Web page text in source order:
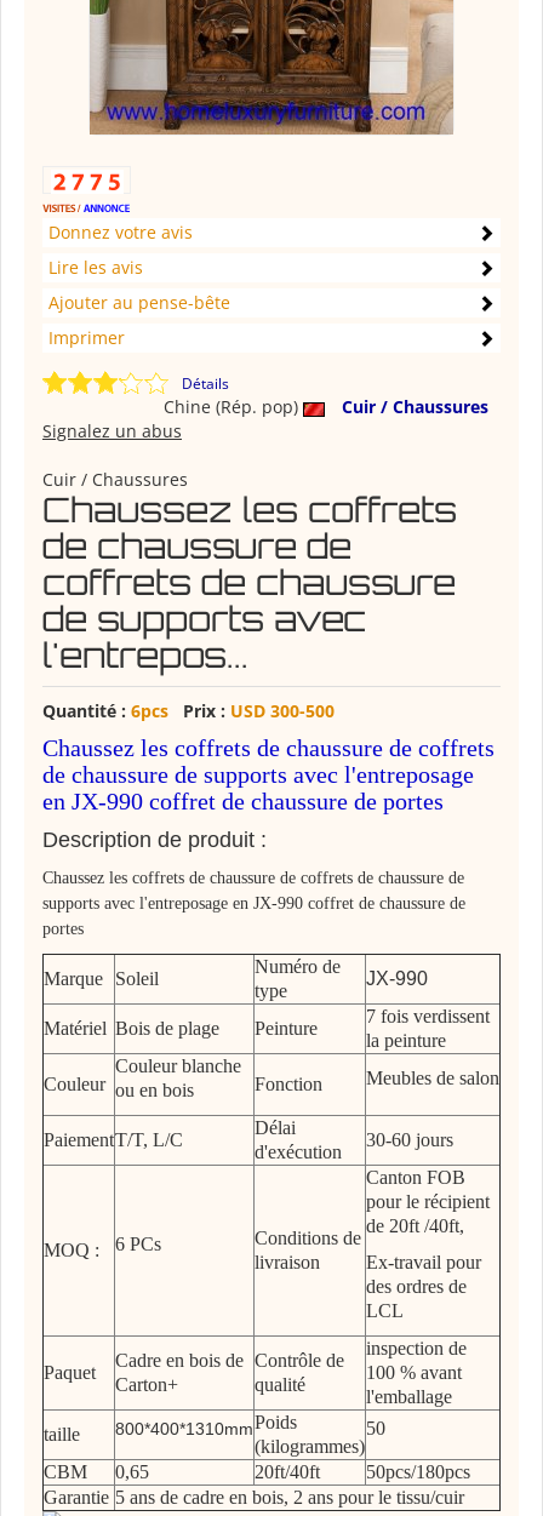
Donnez votre avis
Lire les avis
Ajouter au pense-bête
Imprimer
Détails
Chine (Rép. pop)
Cuir / Chaussures
Signalez un abus
Cuir / Chaussures
Chaussez les coffrets
de chaussure de
coffrets de chaussure
de supports avec
l'entrepos...
Quantité : 6pcs Prix : USD 300-500
Chaussez les coffrets de chaussure de coffrets
de chaussure de supports avec l'entreposage
en JX-990 coffret de chaussure de portes
Description de produit :
Chaussez les coffrets de chaussure de coffrets de chaussure de
supports avec l'entreposage en JX-990 coffret de chaussure de
portes
Marque Soleil
Numéro de
type
JX-990
Matériel Bois de plage Peinture
7 fois verdissent
la peinture
Couleur
Couleur blanche
ou en bois
Fonction Meubles de salon
PaiementT/T, L/C
Délai
d'exécution
30-60 jours
MOQ : 6 PCs
Conditions de
livraison
Canton FOB
pour le récipient
de 20ft /40ft,
Ex-travail pour
des ordres de
LCL
Paquet
Cadre en bois de
Carton+
Contrôle de
qualité
inspection de
100 % avant
l'emballage
taille
800*400*1310mmPoids
(kilogrammes)
50
CBM 0,65 20ft/40ft
50pcs/180pcs
Garantie 5 ans de cadre en bois, 2 ans pour le tissu/cuir